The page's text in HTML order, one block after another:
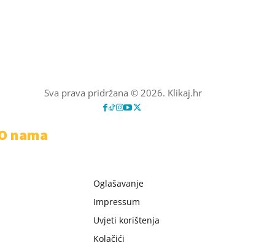
Sva prava pridržana © 2026. Klikaj.hr
nama
Oglašavanje
Impressum
Uvjeti korištenja
Kolačići